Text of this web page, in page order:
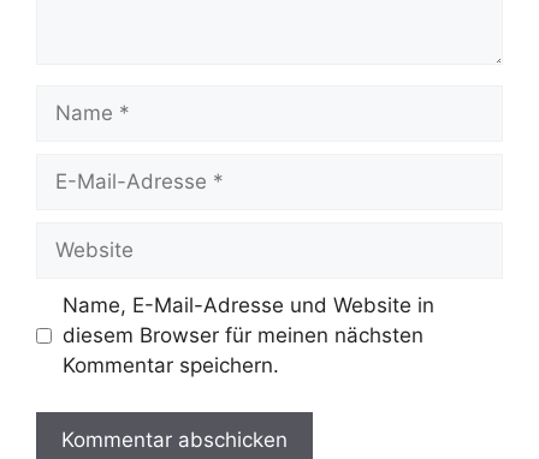
Name
Website
Name, E-Mail-Adresse und Website in
diesem Browser für meinen nächsten
Kommentar speichern.